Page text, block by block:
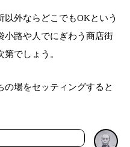
外ならどこでもOKという
小路や人でにぎわう商店街
でしょう。
の場をセッティングすると